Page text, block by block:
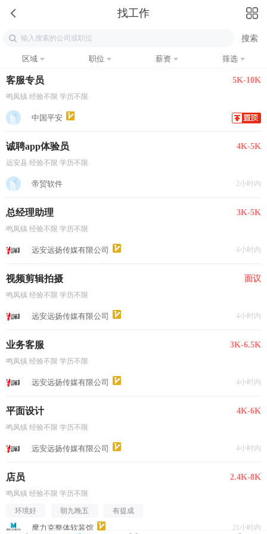
找工作
区域 职位 薪资 筛选
客服专员 5K-10K
鸣凤镇 经验不限 学历不限
中国平安
诚聘app体验员 4K-5K
远安县 经验不限 学历不限
帝贸软件 2小时内
总经理助理 3K-5K
鸣凤镇 经验不限 学历不限
远安远扬传媒有限公司 4小时内
视频剪辑拍摄 面议
鸣凤镇 经验不限 学历不限
远安远扬传媒有限公司 4小时内
业务客服 3K-6.5K
鸣凤镇 经验不限 学历不限
远安远扬传媒有限公司 4小时内
平面设计 4K-6K
鸣凤镇 经验不限 学历不限
远安远扬传媒有限公司 4小时内
店员 2.4K-8K
鸣凤镇 经验不限 学历不限
环境好 朝九晚五 有提成
摩力克整体软装馆 21小时内